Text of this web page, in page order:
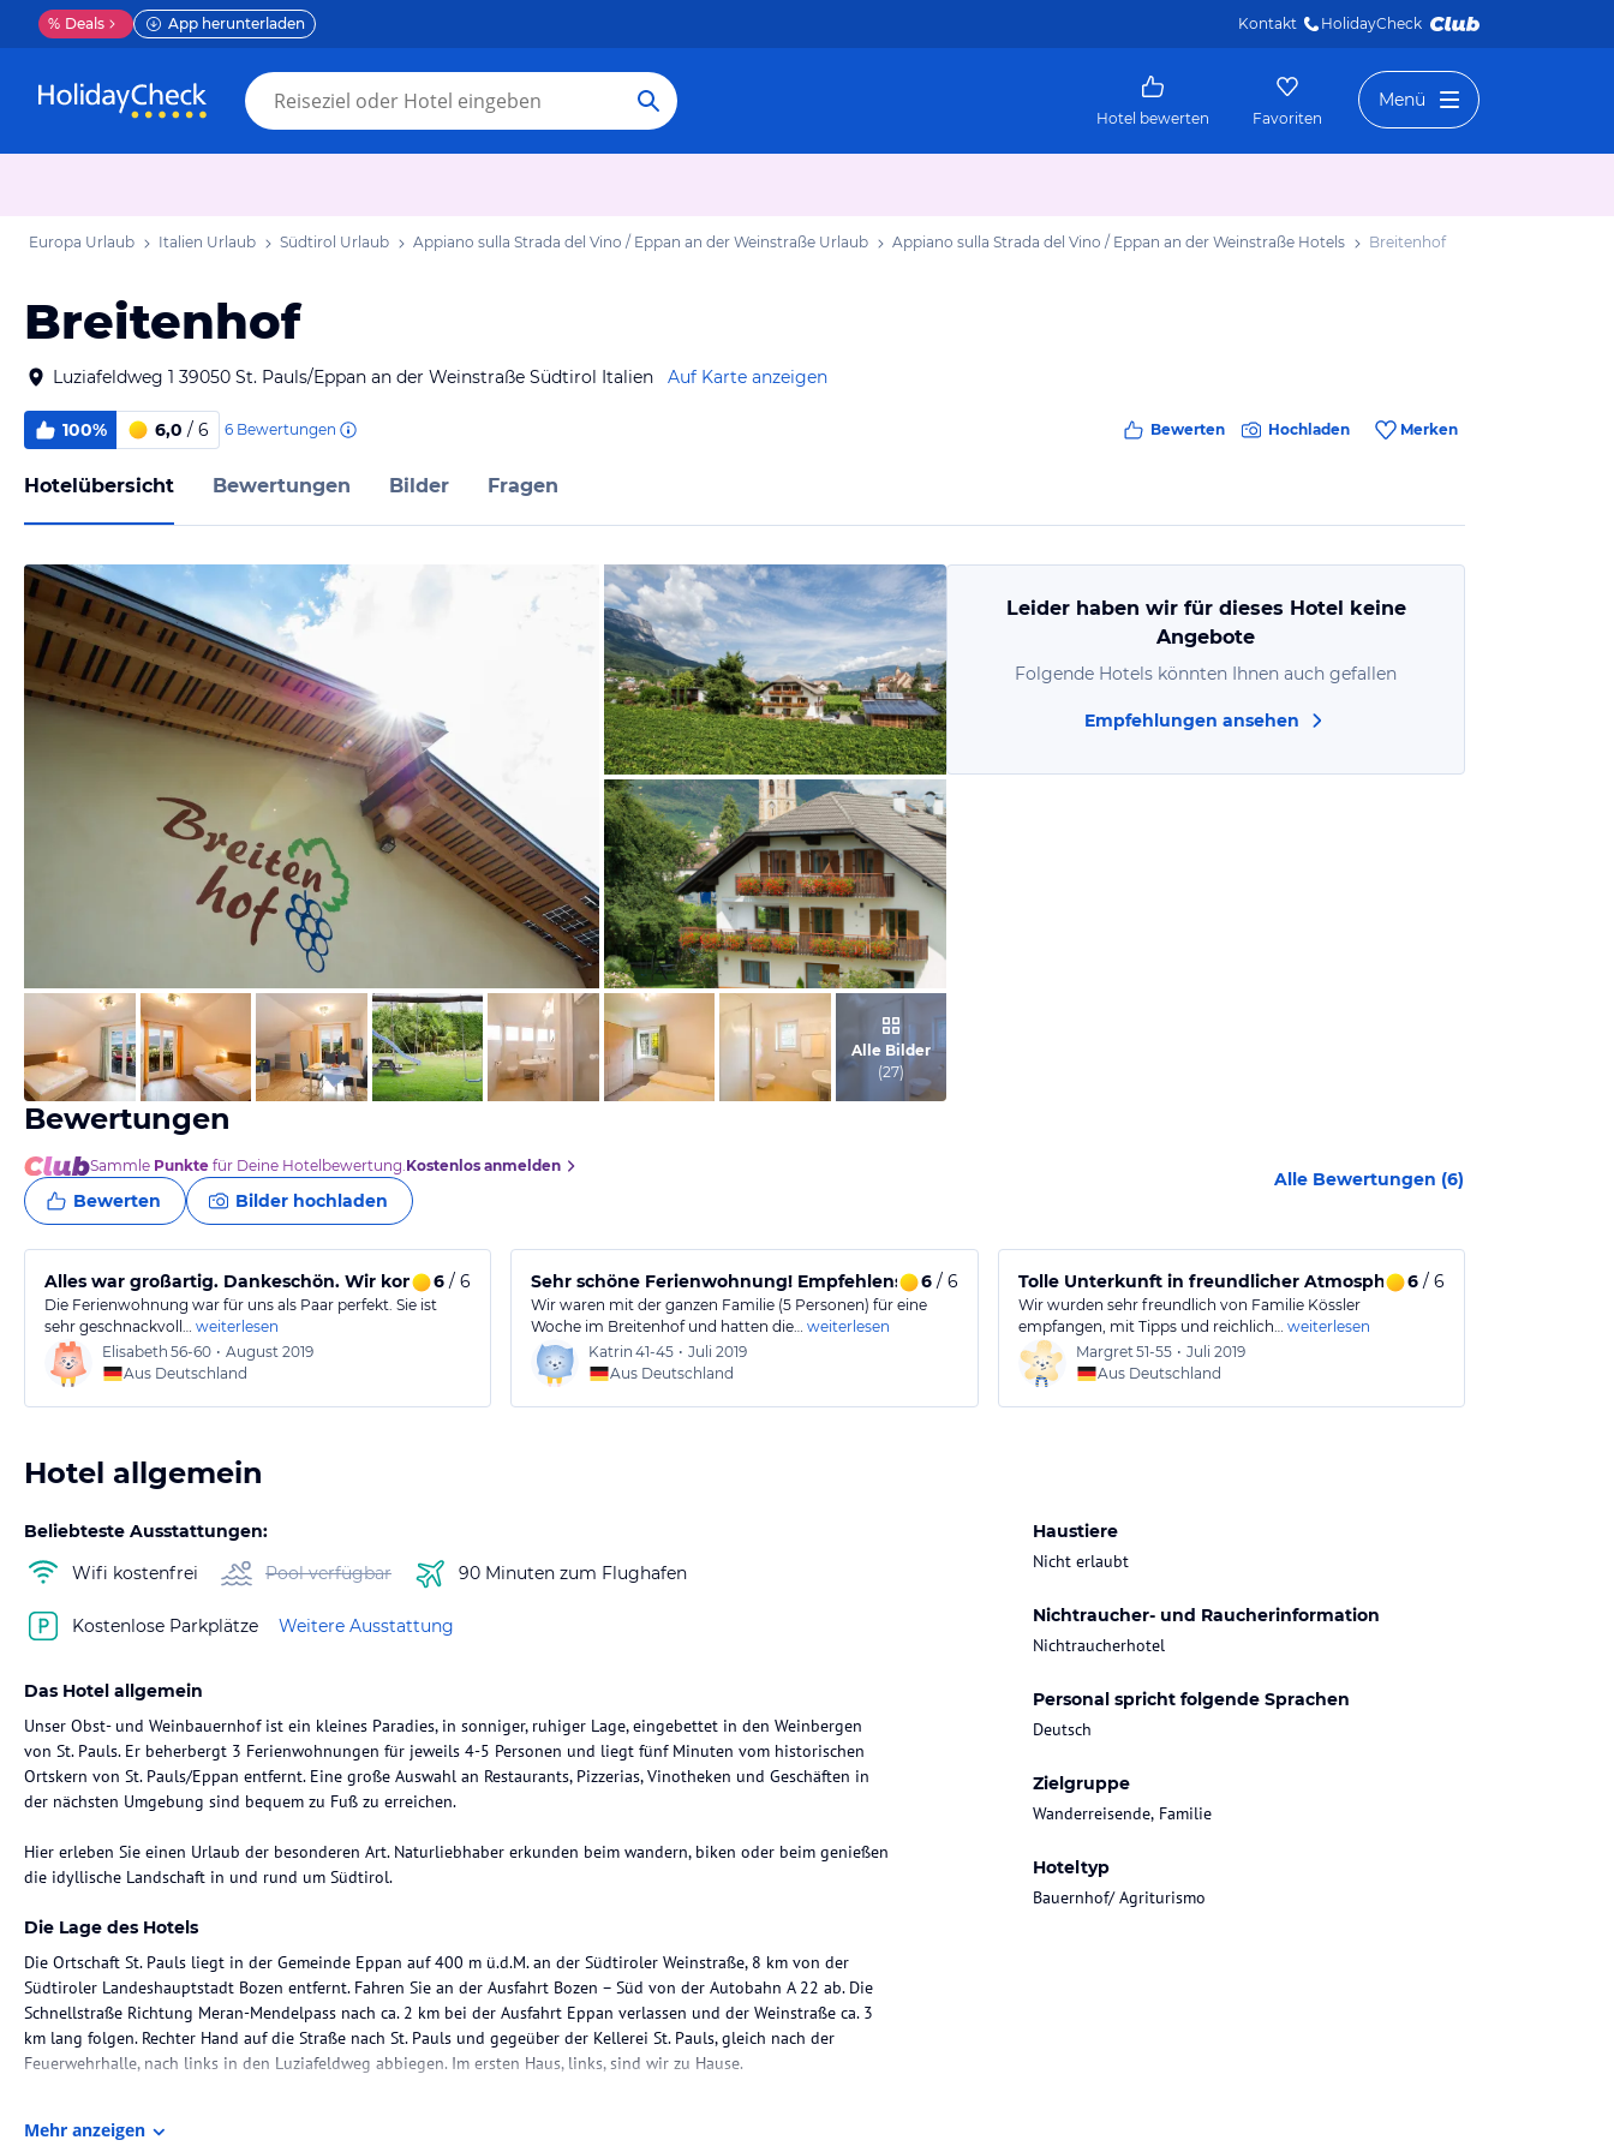
% Deals App herunterladen Kontakt HolidayCheck
Hotel bewerten Favoriten
Menü
Europa Urlaub Italien Urlaub Südtirol Urlaub Appiano sulla Strada del Vino / Eppan an der Weinstraße Urlaub Appiano sulla Strada del Vino / Eppan an der Weinstraße Hotels Breitenhof
Breitenhof
Luziafeldweg 1 39050 St. Pauls/Eppan an der Weinstraße Südtirol Italien Auf Karte anzeigen
100% 6,0 / 6 6 Bewertungen Bewerten Hochladen Merken
Hotelübersicht Bewertungen Bilder Fragen
vom Hotelier, März 2018
vom Hotelier, März 2018
vom Hotelier, März 2018
Alle Bilder
(27)
Leider haben wir für dieses Hotel keine
Angebote
Folgende Hotels könnten Ihnen auch gefallen
Empfehlungen ansehen
Bewertungen
Sammle Punkte für Deine Hotelbewertung.Kostenlos anmelden
Bewerten Bilder hochladen
Alle Bewertungen (6)
Alles war großartig. Dankeschön. Wir kommen wieder
6 / 6
Die Ferienwohnung war für uns als Paar perfekt. Sie ist
sehr geschnackvoll… weiterlesen
Elisabeth 56-60 • August 2019
Aus Deutschland
Sehr schöne Ferienwohnung! Empfehlenswert
6/ 6
Wir waren mit der ganzen Familie (5 Personen) für eine
Woche im Breitenhof und hatten die… weiterlesen
Katrin 41-45 • Juli 2019
Aus Deutschland
Tolle Unterkunft in freundlicher Atmosphäre!
6/ 6
Wir wurden sehr freundlich von Familie Kössler
empfangen, mit Tipps und reichlich… weiterlesen
Margret51-55 • Juli 2019
Aus Deutschland
Hotel allgemein
Beliebteste Ausstattungen:
Wifi kostenfrei
Pool verfügbar 90 Minuten zum Flughafen
Kostenlose Parkplätze Weitere Ausstattung
Haustiere
Nicht erlaubt
Nichtraucher- und Raucherinformation
Nichtraucherhotel
Personal spricht folgende Sprachen
Deutsch
Zielgruppe
Wanderreisende, Familie
Hoteltyp
Bauernhof/ Agriturismo
Das Hotel allgemein
Unser Obst- und Weinbauernhof ist ein kleines Paradies, in sonniger, ruhiger Lage, eingebettet in den Weinbergen
von St. Pauls. Er beherbergt 3 Ferienwohnungen für jeweils 4-5 Personen und liegt fünf Minuten vom historischen
Ortskern von St. Pauls/Eppan entfernt. Eine große Auswahl an Restaurants, Pizzerias, Vinotheken und Geschäften in
der nächsten Umgebung sind bequem zu Fuß zu erreichen.
Hier erleben Sie einen Urlaub der besonderen Art. Naturliebhaber erkunden beim wandern, biken oder beim genießen
die idyllische Landschaft in und rund um Südtirol.
Die Lage des Hotels
Die Ortschaft St. Pauls liegt in der Gemeinde Eppan auf 400 m ü.d.M. an der Südtiroler Weinstraße, 8 km von der
Südtiroler Landeshauptstadt Bozen entfernt. Fahren Sie an der Ausfahrt Bozen – Süd von der Autobahn A 22 ab. Die
Schnellstraße Richtung Meran-Mendelpass nach ca. 2 km bei der Ausfahrt Eppan verlassen und der Weinstraße ca. 3
km lang folgen. Rechter Hand auf die Straße nach St. Pauls und gegeüber der Kellerei St. Pauls, gleich nach der
Feuerwehrhalle, nach links in den Luziafeldweg abbiegen. Im ersten Haus, links, sind wir zu Hause.
Mehr anzeigen